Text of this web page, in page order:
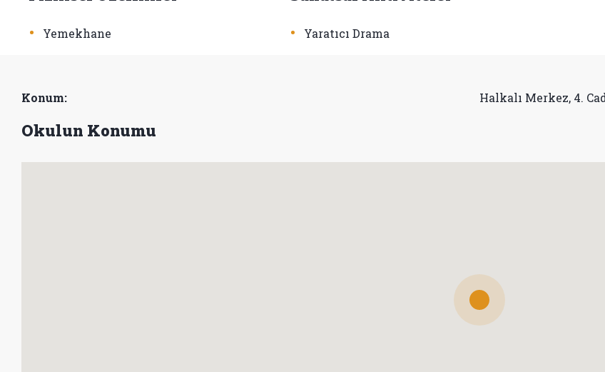
• Yemekhane • Yaratıcı Drama
Konum: Halkalı Merkez, 4.
Okulun Konumu